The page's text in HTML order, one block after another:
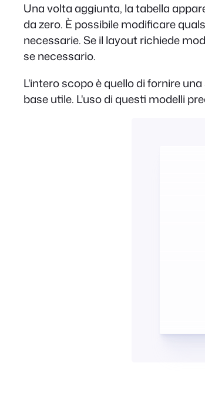
Una volta aggiunta, la tabella
da zero. È possibile modificare
necessarie. Se il layout richiede
se necessario.
L'intero scopo è quello di fornire
base utile. L'uso di questi modelli